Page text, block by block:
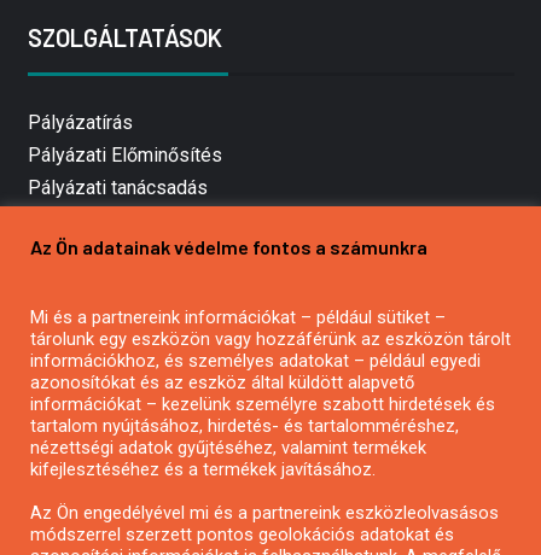
SZOLGÁLTATÁSOK
Pályázatírás
Pályázati Előminősítés
Pályázati tanácsadás
Mezőgazdasági pályázatírás
Pályázatírás civil szervezeteknek
Pályázatírás önkormányzatoknak
Pályázatfigyelés
Specifikus pályázatfigyelés vagy hírlevél
Az Ön adatainak védelme fontos a számunkra
Mi és a partnereink információkat – például sütiket –
tárolunk egy eszközön vagy hozzáférünk az eszközön tárolt
információkhoz, és személyes adatokat – például egyedi
azonosítókat és az eszköz által küldött alapvető
információkat – kezelünk személyre szabott hirdetések és
tartalom nyújtásához, hirdetés- és tartalomméréshez,
nézettségi adatok gyűjtéséhez, valamint termékek
kifejlesztéséhez és a termékek javításához.
Az Ön engedélyével mi és a partnereink eszközleolvasásos
módszerrel szerzett pontos geolokációs adatokat és